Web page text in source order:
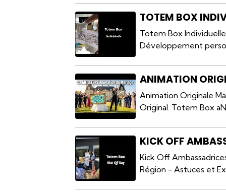
TOTEM BOX
Totem Box
Développement
ANIMATION
Animation Originale
Original. Totem Box
KICK OFF
Kick Off
Région - Astuces et